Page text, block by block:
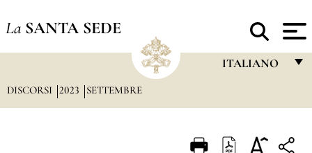
La SANTA SEDE
ITALIANO
ITALIANO
DISCORSI 2023 SETTEMBRE